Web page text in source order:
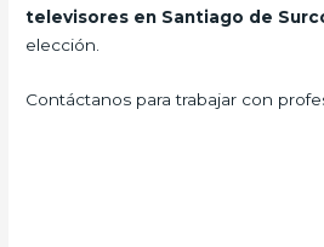
televisores en Santiago de
elección.
Contáctanos para trabajar con